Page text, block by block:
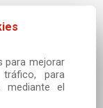
para mejorar
para
mediante el